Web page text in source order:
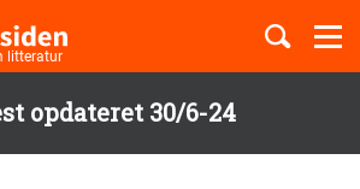
opdateret 30/6-24
litteratur
Børnebøger